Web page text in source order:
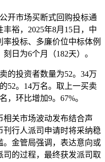
市场买断式回购投标通
裕，2025年8月15日，中
投标、多廉价位中标体例
日为6个月（182天）。
投资者数量为52。34万
52。14万名。取上一买卖
，环比增加9。67%。
关市场波动发布结合声
行人派司申请时将采纳稳
金管局强调，表达意向或
的过程，最终获发派司取